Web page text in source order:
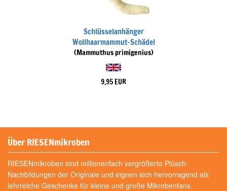
Schlüsselanhänger
Wollhaarmammut-Schädel
(Mammuthus primigenius)
9,95 EUR
Über RIESENmikroben
RIESENmikroben sind millionenfach vergrößerte Plüsch-
Nachbildungen der Originale und eignen sich hervorragend als
lehrreiche Geschenke für kleine und große Mikrobenfans.